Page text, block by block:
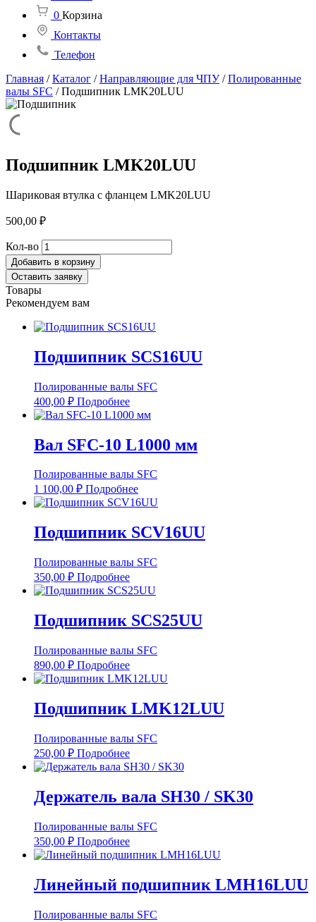
0 Корзина
Контакты
Телефон
Главная /Каталог /Направляющие для ЧПУ/Полированные
валы SFC /Подшипник LMK20LUU
Подшипник LMK20LUU
Шариковая втулка с фланцем LMK20LUU
500,00 ₽
Кол-во Количество
товара
Подшипник
LMK20LUU
Добавить в корзину
Оставить заявку
Товары
Рекомендуем вам
Подшипник SCS16UU
Полированные валы SFC
400,00 ₽ Подробнее
Вал SFC-10 L1000 мм
Полированные валы SFC
1 100,00 ₽ Подробнее
Подшипник SCV16UU
Полированные валы SFC
350,00 ₽ Подробнее
Подшипник SCS25UU
Полированные валы SFC
890,00 ₽ Подробнее
Подшипник LMK12LUU
Полированные валы SFC
250,00 ₽ Подробнее
Держатель вала SH30 / SK30
Полированные валы SFC
350,00 ₽ Подробнее
Линейный подшипник LMH16LUU
Полированные валы SFC